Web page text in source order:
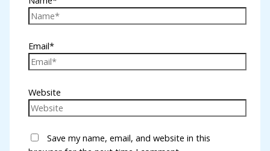
Email*
Website
Save my name, email, and website in this